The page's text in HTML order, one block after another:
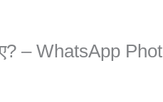
– WhatsApp